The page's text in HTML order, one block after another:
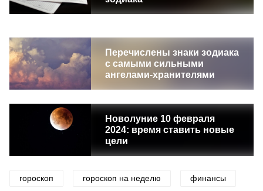
Перечислены знаки зодиака
с самыми сильными
ангелами-хранителями
Новолуние 10 февраля
2024: время ставить новые
цели
гороскоп гороскоп на неделю финансы